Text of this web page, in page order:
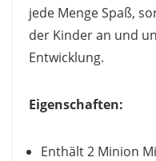
jede Menge Spaß,
der Kinder an und
Entwicklung.
Eigenschaften:
Enthält 2 Minion